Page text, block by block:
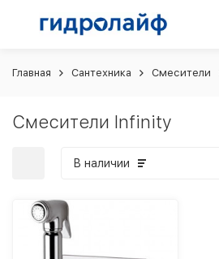
Главная Сантехника Смесители
Смесители Infinity
В наличии